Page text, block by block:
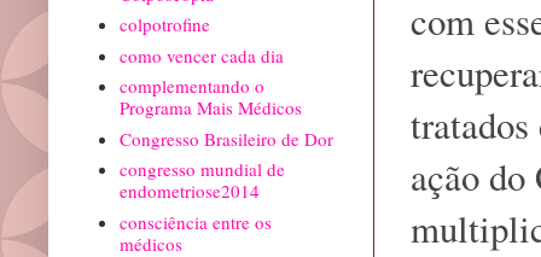
com
ação
colpotrofine
como vencer cada dia
complementando o
Programa Mais Médicos
Congresso Brasileiro de Dor
congresso mundial de
endometriose2014
consciência entre os
médicos